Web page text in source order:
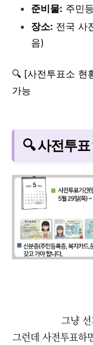
준비물: 주민
장소: 전국 사
음)
🔍 [사전투표소 현
가능
🔍 사전투
그냥
그런데 사전투표하